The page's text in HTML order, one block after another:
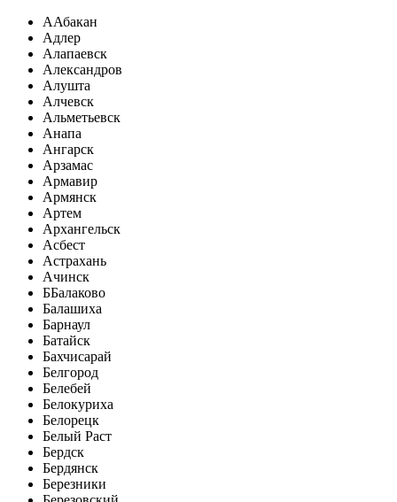
ААбакан
Адлер
Алапаевск
Александров
Алушта
Алчевск
Альметьевск
Анапа
Ангарск
Арзамас
Армавир
Армянск
Артем
Архангельск
Асбест
Астрахань
Ачинск
ББалаково
Балашиха
Барнаул
Батайск
Бахчисарай
Белгород
Белебей
Белокуриха
Белорецк
Белый Раст
Бердск
Бердянск
Березники